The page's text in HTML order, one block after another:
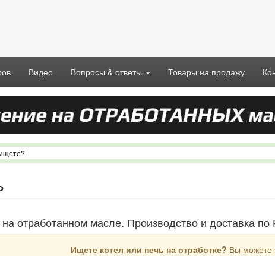
Видео Вопросы & ответы Товары на продажу
отработанном масле. Производство и доставка
Ищете котел или печь на отработке? Вы можете